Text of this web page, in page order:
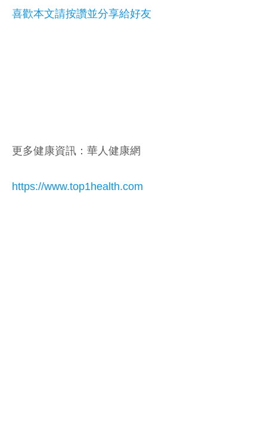
喜歡本文請按讚並分享給好友
更多健康資訊：華人健康網
https://www.top1health.com